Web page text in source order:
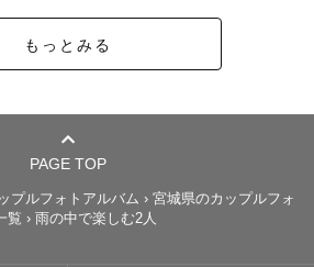
ー撮影🌿-------------
。ご兄弟がいらっしゃる場合も飽き
ら、和やかに撮影を進めますのでご
もっとみる
PAGE TOP
プルフォトアルバム › 宮城県のカップルフォ
覧 › 雨の中で楽しむ2人